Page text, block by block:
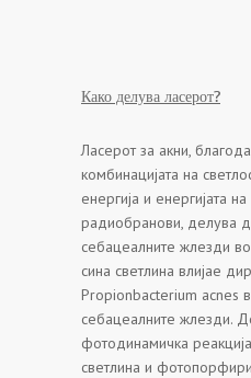
Како делува ласерот?
Ласерот за акни,
комбинацијата на
енергија и енергијата
радиобранови, делува
себацеалните жлезди
сина светлина влијае
Propionbacterium acnes
себацеалните жлезди.
фотодинамичка
светлина и